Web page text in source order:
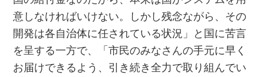
意しなければいけない。しかし残念ながら、その
開発は各自治体に任されている状況」と国に苦言
を呈する一方で、「市民のみなさんの手元に早く
お届けできるよう、引き続き全力で取り組んでい